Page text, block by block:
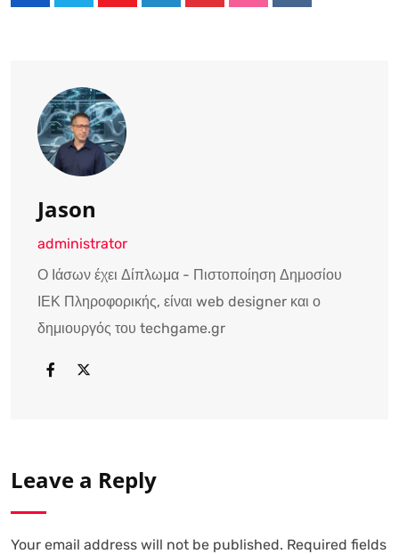
Jason
administrator
Ο Ιάσων έχει Δίπλωμα - Πιστοποίηση Δημοσίου
ΙΕΚ Πληροφορικής, είναι web designer και ο
δημιουργός του techgame.gr
Leave a Reply
Your email address will not be published. Required fields